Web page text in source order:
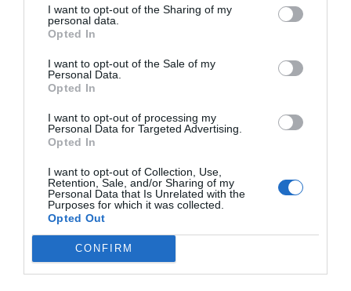
I want to opt-out of the Sharing of my
personal data.
Opted In
I want to opt-out of the Sale of my
Personal Data.
Opted In
I want to opt-out of processing my
Personal Data for Targeted Advertising.
Opted In
I want to opt-out of Collection, Use,
Retention, Sale, and/or Sharing of my
Personal Data that Is Unrelated with the
Purposes for which it was collected.
Opted Out
CONFIRM
La UE vol mobilitzar
projectes d’energia
renovable al
Mediterrani
L'aliança entre el
privat, o com
resoldre l'eterna
energètica
consum i
de